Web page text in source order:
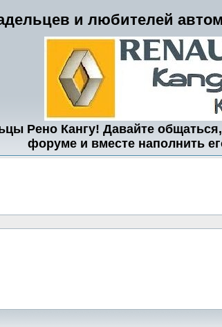
и любителей
Рено Кангу! Давайте
форуме и вместе наполнить